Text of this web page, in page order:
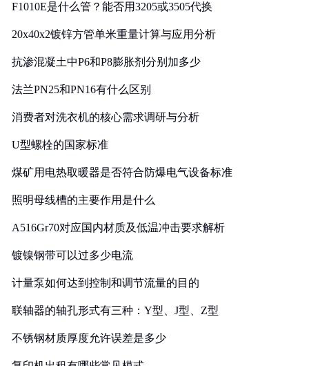
F1010E是什么管？能否用3205或3505代换
20x40x2镀锌方管单米重量计算与应用分析
抗渗混凝土中P6和P8膨胀剂分别加多少
法兰PN25和PN16有什么区别
消费者对洗衣机的核心需求调研与分析
U型螺栓的国家标准
煤矿用电热取暖器是否符合防爆电气设备标准
照明母线槽的主要作用是什么
A516Gr70对应国内材质及低温冲击要求解析
镀镍钢带可以过多少电流
计量泵如何达到控制和调节流量的目的
联轴器的轴孔形式有三种：Y型、J型、Z型
不锈钢材质厚度允许误差是多少